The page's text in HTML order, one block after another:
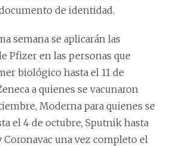
de identidad.
semana se aplicarán las
Pfizer en las personas que
biológico hasta el 11 de
a quienes se vacunaron
Moderna para quienes se
el 4 de octubre, Sputnik hasta
Coronavac una vez completo el